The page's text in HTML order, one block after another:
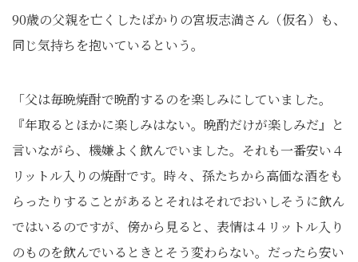
90歳の父親を亡くしたばかりの宮坂志満さん（仮名）も、
同じ気持ちを抱いているという。
「父は毎晩焼酎で晩酌するのを楽しみにしていました。
『年取るとほかに楽しみはない。晩酌だけが楽しみだ』と
言いながら、機嫌よく飲んでいました。それも一番安い４
リットル入りの焼酎です。時々、孫たちから高価な酒をも
らったりすることがあるとそれはそれでおいしそうに飲ん
ではいるのですが、傍から見ると、表情は４リットル入り
のものを飲んでいるときとそう変わらない。だったら安い